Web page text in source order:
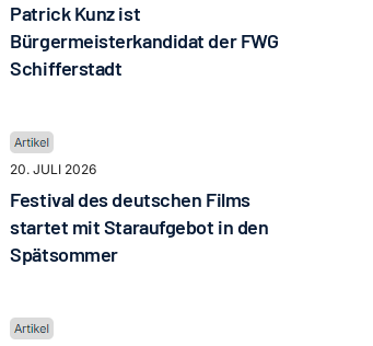
Patrick Kunz ist
Bürgermeisterkandidat der FWG
Schifferstadt
20. JULI 2026
Festival des deutschen Films
startet mit Staraufgebot in den
Spätsommer